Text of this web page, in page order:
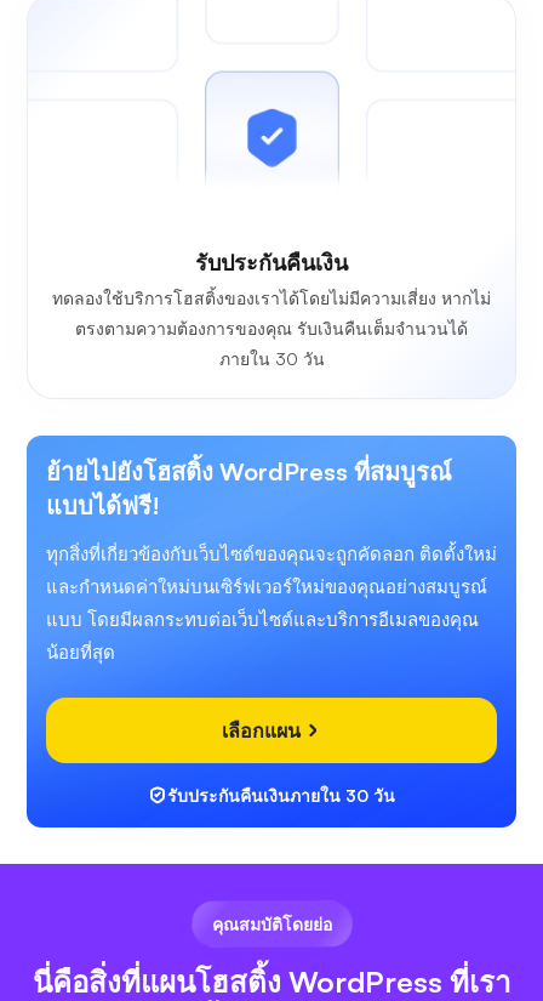
รับประกันคืนเงิน
ทดลองใช้บริการโฮสติ้งของเราได้โดยไม่มีความเสี่ยง หากไม่
ตรงตามความต้องการของคุณ รับเงินคืนเต็มจำนวนได้
ภายใน 30 วัน
ย้ายไปยังโฮสติ้ง WordPress ที่สมบูรณ์
แบบได้ฟรี!
ทุกสิ่งที่เกี่ยวข้องกับเว็บไซต์ของคุณจะถูกคัดลอก ติดตั้งใหม่
และกำหนดค่าใหม่บนเซิร์ฟเวอร์ใหม่ของคุณอย่างสมบูรณ์
แบบ โดยมีผลกระทบต่อเว็บไซต์และบริการอีเมลของคุณ
น้อยที่สุด
เลือกแผน
รับประกันคืนเงินภายใน 30 วัน
คุณสมบัติโดยย่อ
นี่คือสิ่งที่แผนโฮสติ้ง WordPress ที่เรา